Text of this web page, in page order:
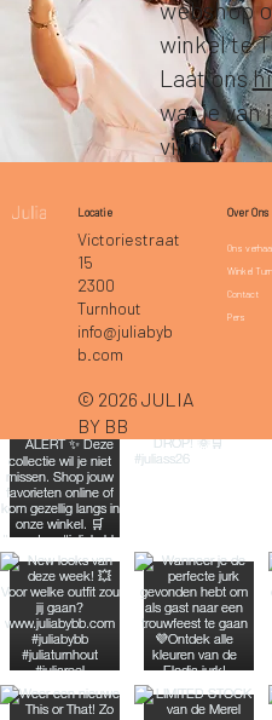
webshop
winkel te
Laat ons
wat je van
vindt!
Locatie
Victoriestraat
15
2300
Turnhout
info@juliabyb
b.com
© 2026 JULIA
BY BB
Over Ons
Ons verhaal
Winkel
Contact
Pers